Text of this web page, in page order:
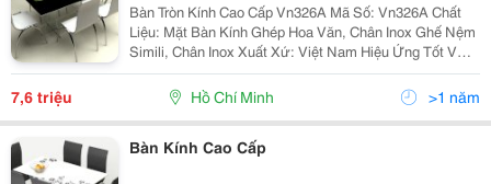
Bàn Tròn Kính Cao Cấp Vn326A Mã Số: Vn326A Chất
Liệu: Mặt Bàn Kính Ghép Hoa Văn, Chân Inox Ghế Nệm
Simili, Chân Inox Xuất Xứ: Việt Nam Hiệu Ứng Tốt Với
Ánh Sáng Điện, Lấy Ánh Sáng Từ Không Gian Bên
Ngoài Kiểu Dáng: Thanh Mảnh, Lịch
7,6 triệu Hồ Chí Minh >1 năm
Bàn Kính Cao Cấp